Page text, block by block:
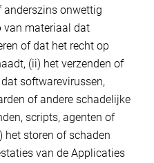
anderszins onwettig
van materiaal dat
of dat het recht op
(ii) het verzenden of
softwarevirussen,
of andere schadelijke
scripts, agenten of
het storen of schaden
van de Applicaties